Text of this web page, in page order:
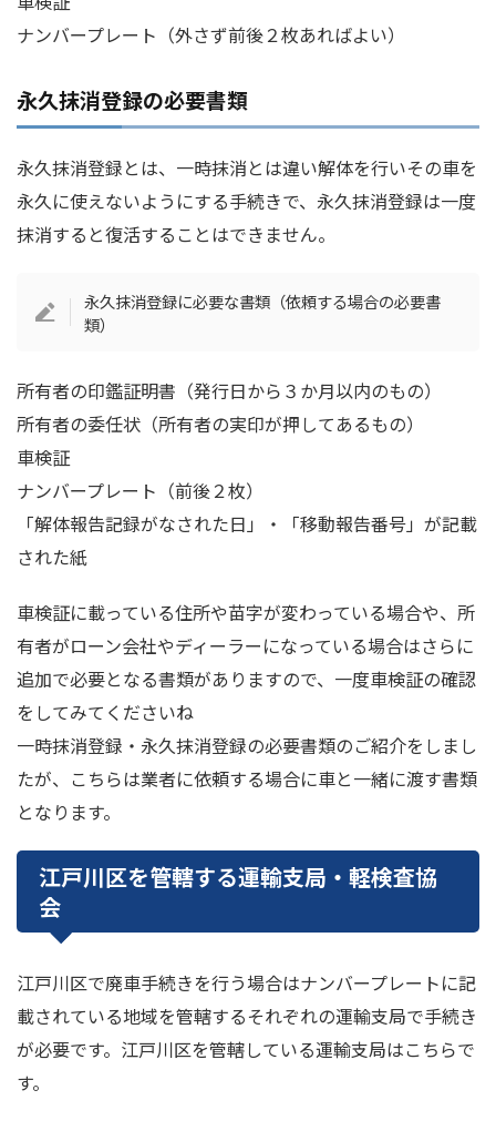
ナンバープレート（外さず前後２枚あればよい）
永久抹消登録の必要書類
永久抹消登録とは、一時抹消とは違い解体を行いその車を
永久に使えないようにする手続きで、永久抹消登録は一度
抹消すると復活することはできません。
永久抹消登録に必要な書類（依頼する場合の必要書
類）
所有者の印鑑証明書（発行日から３か月以内のもの）
所有者の委任状（所有者の実印が押してあるもの）
車検証
ナンバープレート（前後２枚）
「解体報告記録がなされた日」・「移動報告番号」が記載
された紙
車検証に載っている住所や苗字が変わっている場合や、所
有者がローン会社やディーラーになっている場合はさらに
追加で必要となる書類がありますので、一度車検証の確認
をしてみてくださいね
一時抹消登録・永久抹消登録の必要書類のご紹介をしまし
たが、こちらは業者に依頼する場合に車と一緒に渡す書類
となります。
江戸川区を管轄する運輸支局・軽検査協
会
江戸川区で廃車手続きを行う場合はナンバープレートに記
載されている地域を管轄するそれぞれの運輸支局で手続き
が必要です。江戸川区を管轄している運輸支局はこちらで
す。